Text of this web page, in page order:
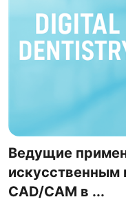
Ведущие
искусственным
CAD/CAM в ...